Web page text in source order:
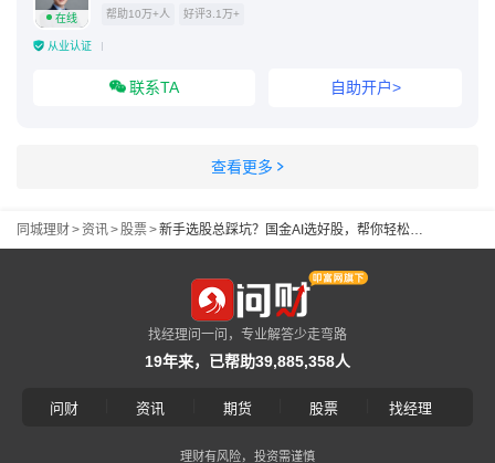
在线 帮助10万+人 好评3.1万+
从业认证
联系TA 自助开户>
查看更多
同城理财>资讯>股票> 新手选股总踩坑？国金AI选好股，帮你轻松找潜力股
找经理问一问，专业解答少走弯路
19年来，已帮助39,885,358人
问财 资讯 期货 股票 找经理
理财有风险，投资需谨慎